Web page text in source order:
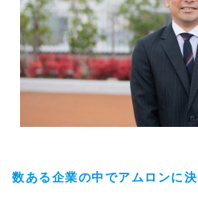
数ある企業の中でアムロンに